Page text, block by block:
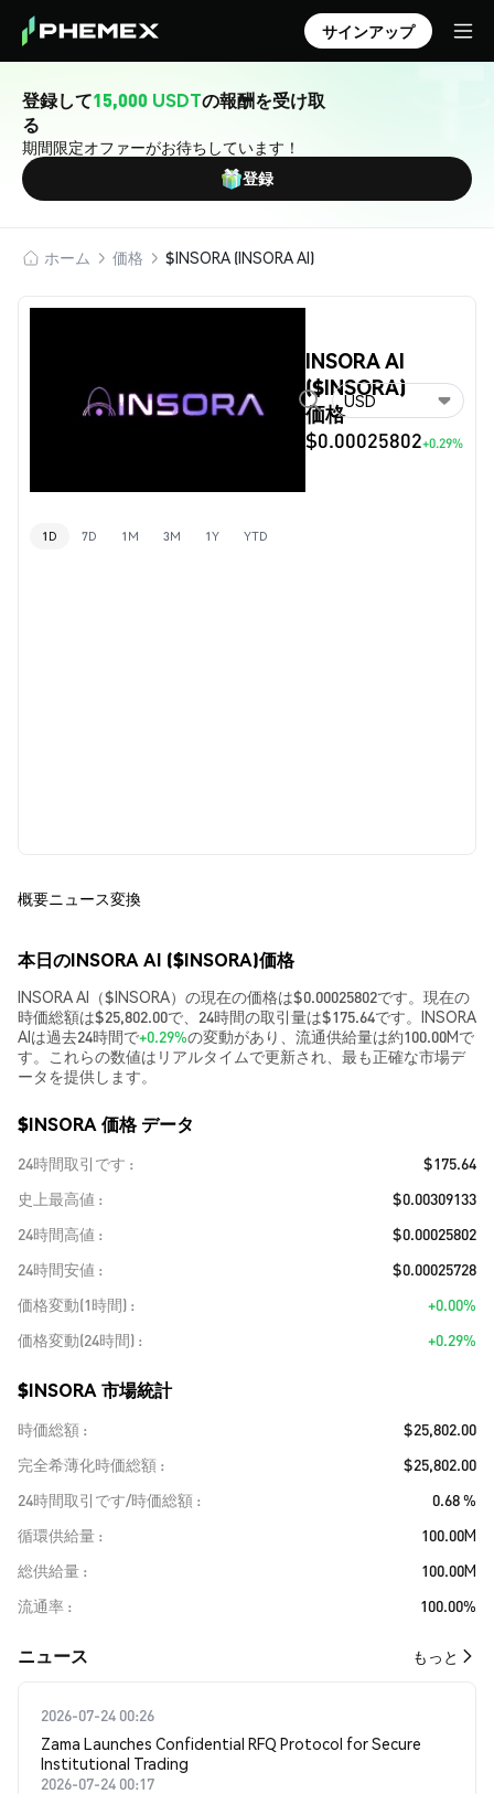
サインアップ
登録して15,000 USDTの報酬を受け取
る
期間限定オファーがお待ちしています！
登録
ホーム 価格 $INSORA (INSORA AI)
INSORA AI
($INSORA)
価格
$0.00025802+0.29%
USD
1D 7D 1M 3M 1Y YTD
概要ニュース変換
本日のINSORA AI ($INSORA)価格
INSORA AI（$INSORA）の現在の価格は$0.00025802です。現在の
時価総額は$25,802.00で、24時間の取引量は$175.64です。INSORA
AIは過去24時間で+0.29%の変動があり、流通供給量は約100.00Mで
す。これらの数値はリアルタイムで更新され、最も正確な市場デ
ータを提供します。
$INSORA 価格 データ
24時間取引です
$175.64
史上最高値
$0.00309133
24時間高値
$0.00025802
24時間安値
$0.00025728
価格変動(1時間)
+0.00%
価格変動(24時間)
+0.29%
$INSORA 市場統計
時価総額
$25,802.00
完全希薄化時価総額
$25,802.00
24時間取引です/時価総額
0.68 %
循環供給量
100.00M
総供給量
100.00M
流通率
100.00%
​​ニュース​​ もっと
2026-07-24 00:26
Zama Launches Confidential RFQ Protocol for Secure
Institutional Trading
2026-07-24 00:17